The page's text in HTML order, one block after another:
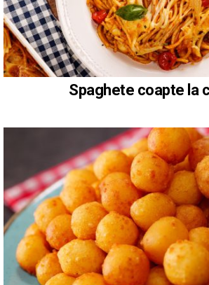
Spaghete coapte la